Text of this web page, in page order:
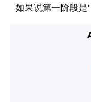
如果说第一阶段是